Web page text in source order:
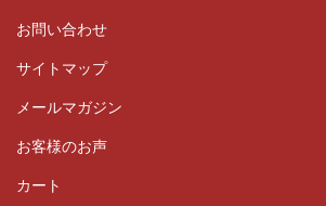
お問い合わせ
サイトマップ
メールマガジン
お客様のお声
カート